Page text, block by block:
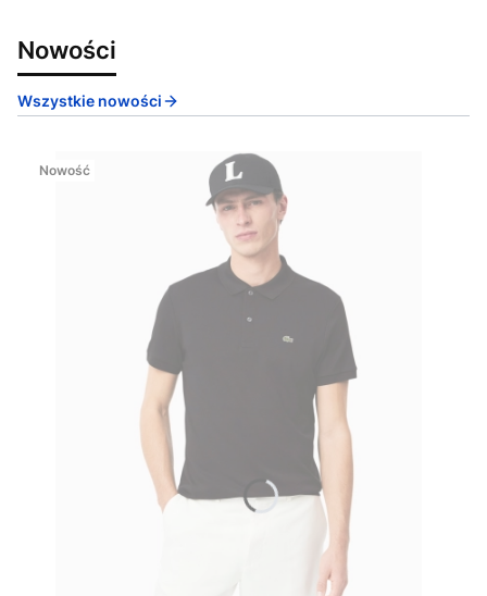
Nowości
Wszystkie nowości
Nowość